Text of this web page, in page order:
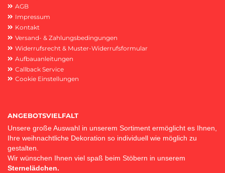
AGB
Impressum
Kontakt
Versand- & Zahlungsbedingungen
Widerrufsrecht & Muster-Widerrufsformular
Aufbauanleitungen
Callback Service
Cookie Einstellungen
ANGEBOTSVIELFALT
Unsere große Auswahl in unserem Sortiment ermöglicht es Ihnen,
Ihre weihnachtliche Dekoration so individuell wie möglich zu
gestalten.
Wir wünschen Ihnen viel spaß beim Stöbern in unserem
Sternelädchen.